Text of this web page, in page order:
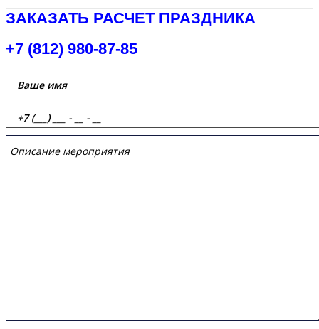
ЗАКАЗАТЬ РАСЧЕТ ПРАЗДНИКА
+7 (812) 980-87-85